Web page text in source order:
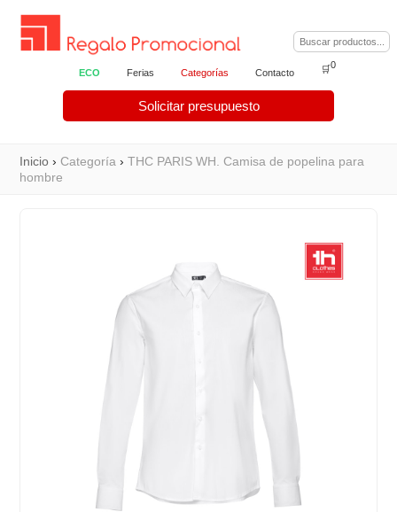
ECO Ferias Categorías Contacto
Solicitar presupuesto
🛒0
Inicio ›Categoría ›THC PARIS WH. Camisa de popelina para
hombre